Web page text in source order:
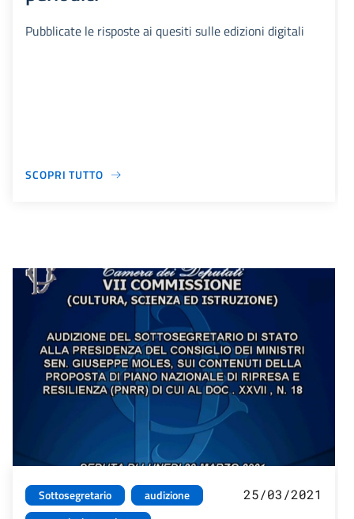
Pubblicate le risposte ai quesiti sulle edizioni digitali
SCOPRI TUTTO
Sottosegretario
audizione
25/03/2021